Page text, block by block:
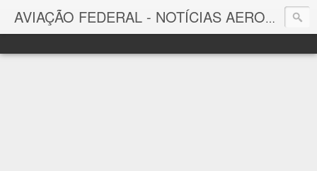
AVIAÇÃO FEDERAL - NOTÍCIAS AERONÁUTICAS & TECNOLOGIAS
Aviação Federal